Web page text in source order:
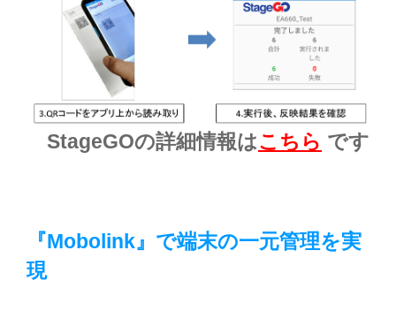
StageGOの詳細情報はこちら です
『Mobolink』で端末の一元管理を実
現